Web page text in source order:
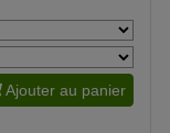
Ajouter au panier